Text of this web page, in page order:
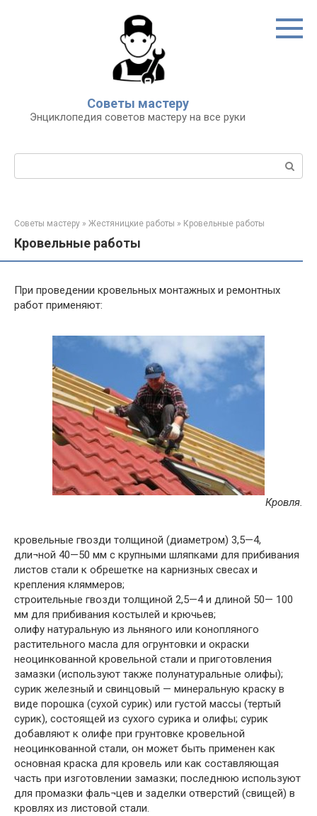
Советы мастеру
Энциклопедия советов мастеру на все руки
Поиск:
Советы мастеру » Жестяницкие работы » Кровельные работы
Кровельные работы
При проведении кровельных монтажных и ремонтных
работ применяют:
Кровля.
кровельные гвозди толщиной (диаметром) 3,5—4,
дли¬ной 40—50 мм с крупными шляпками для прибивания
листов стали к обрешетке на карнизных свесах и
крепления кляммеров;
строительные гвозди толщиной 2,5—4 и длиной 50— 100
мм для прибивания костылей и крючьев;
олифу натуральную из льняного или конопляного
растительного масла для огрунтовки и окраски
неоцинкованной кровельной стали и приготовления
замазки (используют также полунатуральные олифы);
сурик железный и свинцовый — минеральную краску в
виде порошка (сухой сурик) или густой массы (тертый
сурик), состоящей из сухого сурика и олифы; сурик
добавляют к олифе при грунтовке кровельной
неоцинкованной стали, он может быть применен как
основная краска для кровель или как составляющая
часть при изготовлении замазки; последнюю используют
для промазки фаль¬цев и заделки отверстий (свищей) в
кровлях из листовой стали.